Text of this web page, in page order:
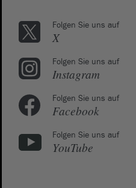
Folgen Sie uns auf
X
Folgen Sie uns auf
Instagram
Folgen Sie uns auf
Facebook
Folgen Sie uns auf
YouTube